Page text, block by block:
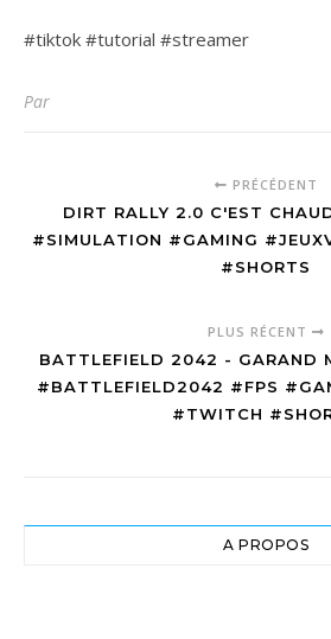
#tiktok #tutorial #streamer
Par
PRÉCÉDENT
DIRT RALLY 2.0 C'EST
#SIMULATION #GAMING
#SHORTS
PLUS RÉCENT
BATTLEFIELD 2042 - GARAND
#BATTLEFIELD2042 #FPS
#TWITCH
A PROPOS